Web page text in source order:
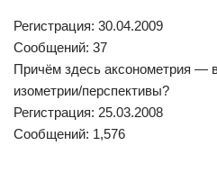
Регистрация: 30.04.2009
Сообщений: 37
Причём здесь аксонометрия —
изометрии/перспективы?
Регистрация: 25.03.2008
Сообщений: 1,576